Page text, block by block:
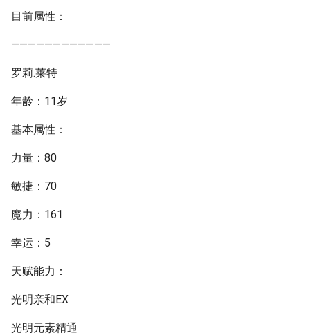
目前属性：
————————————
罗莉.莱特
年龄：11岁
基本属性：
力量：80
敏捷：70
魔力：161
幸运：5
天赋能力：
光明亲和EX
光明元素精通